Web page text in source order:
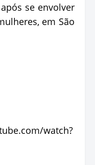
se envolver
em São
watch?